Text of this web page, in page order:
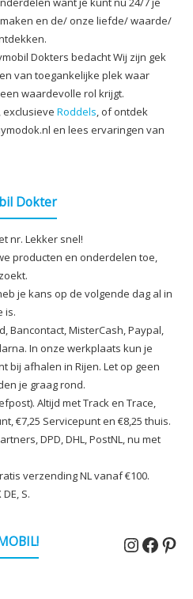
en de/ onze liefde/ waarde/
Dokters bedacht Wij zijn gek
van toegankelijke plek waar
waardevolle rol krijgt.
, exclusieve Roddels, of ontdek
en lees ervaringen van
Dokter
nr. Lekker snel!
producten en onderdelen toe,
je kans op de volgende dag al in
is.
Bancontact, MisterCash, Paypal,
In onze werkplaats kun je
bij afhalen in Rijen. Let op geen
je graag rond.
Altijd met Track en Trace,
€7,25 Servicepunt en €8,25 thuis.
DPD, DHL, PostNL, nu met
verzending NL vanaf €100.
S.